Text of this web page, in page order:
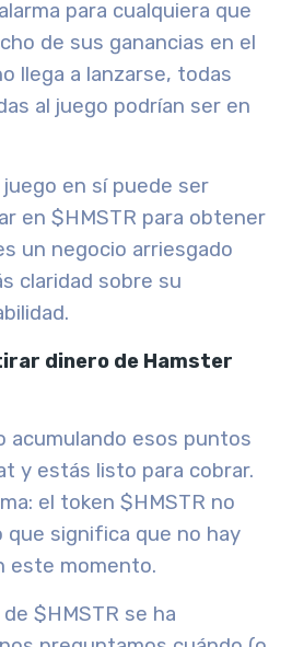
para cualquiera que
de sus ganancias en el
llega a lanzarse, todas
al juego podrían ser en
en sí puede ser
en $HMSTR para obtener
un negocio arriesgado
claridad sobre su
dinero de Hamster
acumulando esos puntos
y estás listo para cobrar.
el token $HMSTR no
que significa que no hay
este momento.
$HMSTR se ha